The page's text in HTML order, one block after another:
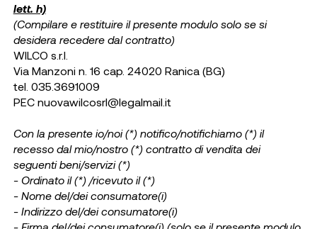
lett. h)
(Compilare e restituire il presente modulo solo se si
desidera recedere dal contratto)
WILCO s.r.l.
Via Manzoni n. 16 cap. 24020 Ranica (BG)
tel. 035.3691009
PEC nuovawilcosrl@legalmail.it
Con la presente io/noi (*) notifico/notifichiamo (*) il
recesso dal mio/nostro (*) contratto di vendita dei
seguenti beni/servizi (*)
- Ordinato il (*) /ricevuto il (*)
- Nome del/dei consumatore(i)
- Indirizzo del/dei consumatore(i)